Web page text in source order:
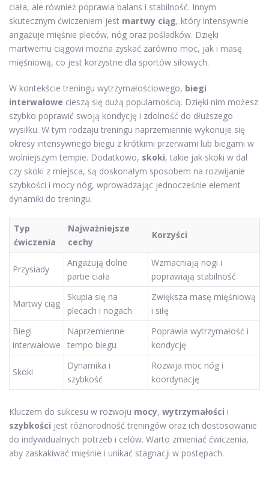
ciała, ale również poprawia balans i stabilność. Innym
skutecznym ćwiczeniem jest martwy ciąg, który intensywnie
angażuje mięśnie pleców, nóg oraz pośladków. Dzięki
martwemu ciągowi można zyskać zarówno moc, jak i masę
mięśniową, co jest korzystne dla sportów siłowych.
W kontekście treningu wytrzymałościowego, biegi
interwałowe cieszą się dużą popularnością. Dzięki nim możesz
szybko poprawić swoją kondycję i zdolność do dłuższego
wysiłku. W tym rodzaju treningu naprzemiennie wykonuje się
okresy intensywnego biegu z krótkimi przerwami lub biegami w
wolniejszym tempie. Dodatkowo, skoki, takie jak skoki w dal
czy skoki z miejsca, są doskonałym sposobem na rozwijanie
szybkości i mocy nóg, wprowadzając jednocześnie element
dynamiki do treningu.
Typ
ćwiczenia
Najważniejsze
cechy
Korzyści
Przysiady
Angażują dolne
partie ciała
Wzmacniają nogi i
poprawiają stabilność
Martwy ciąg
Skupia się na
plecach i nogach
Zwiększa masę mięśniową
i siłę
Biegi
interwałowe
Naprzemienne
tempo biegu
Poprawia wytrzymałość i
kondycję
Skoki
Dynamika i
szybkość
Rozwija moc nóg i
koordynację
Kluczem do sukcesu w rozwoju mocy, wytrzymałości i
szybkości jest różnorodność treningów oraz ich dostosowanie
do indywidualnych potrzeb i celów. Warto zmieniać ćwiczenia,
aby zaskakiwać mięśnie i unikać stagnacji w postępach.